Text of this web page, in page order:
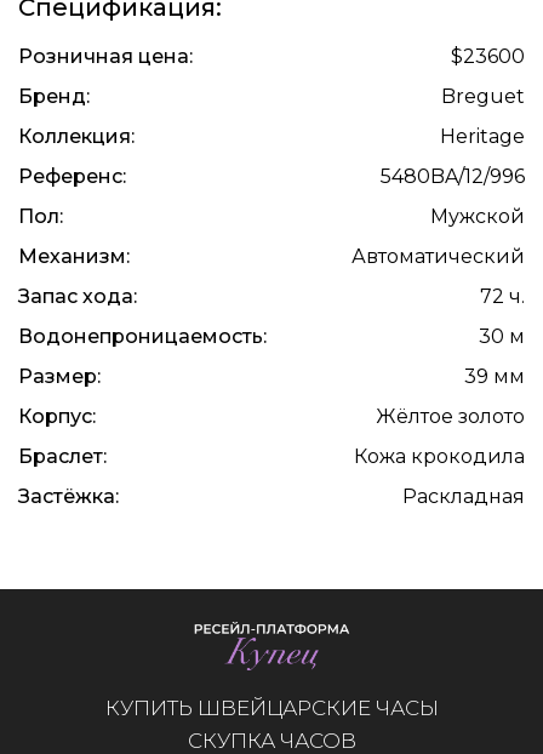
Спецификация:
Розничная цена:
$23600
Бренд:
Breguet
Коллекция:
Heritage
Референс:
5480BA/12/996
Пол:
Мужской
Механизм:
Автоматический
Запас хода:
72 ч.
Водонепроницаемость:
30 м
Размер:
39 мм
Корпус:
Жёлтое золото
Браслет:
Кожа крокодила
Застёжка:
Раскладная
КУПИТЬ ШВЕЙЦАРСКИЕ ЧАСЫ
СКУПКА ЧАСОВ